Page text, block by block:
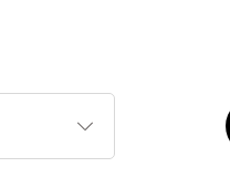
睡
型